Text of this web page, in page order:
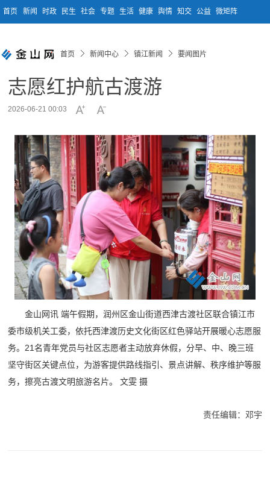
首页 新闻 时政 民生 社会 专题 生活 健康 舆情 知交 公益 微矩阵
首页 新闻中心 镇江新闻 要闻图片
志愿红护航古渡游
2026-06-21 00:03
金山网讯 端午假期，润州区金山街道西津古渡社区联合镇江市
委市级机关工委，依托西津渡历史文化街区红色驿站开展暖心志愿服
务。21名青年党员与社区志愿者主动放弃休假，分早、中、晚三班
坚守街区关键点位，为游客提供路线指引、景点讲解、秩序维护等服
务，擦亮古渡文明旅游名片。 文雯 摄
责任编辑：邓宇